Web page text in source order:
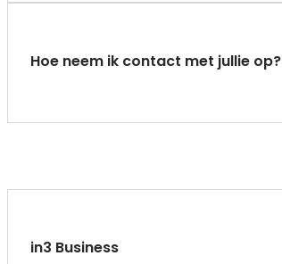
Hoe neem ik contact met jullie op?
in3 Business